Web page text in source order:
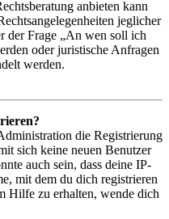
anbieten kann
jeglicher
der Frage „An wen soll ich
oder juristische Anfragen
werden.
die Registrierung
sich keine neuen Benutzer
auch sein, dass deine IP-
mit dem du dich registrieren
Hilfe zu erhalten, wende dich